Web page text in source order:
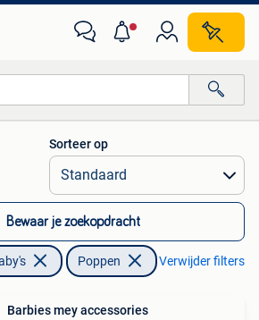
Alle afstanden…
Sorteer op
Bewaar je zoekopdracht
Poppen Verwijder filters
Barbies mey accessories